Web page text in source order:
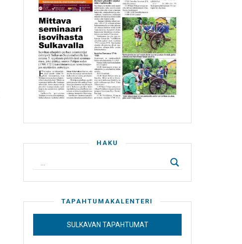
HAKU
TAPAHTUMAKALENTERI
SULKAVAN TAPAHTUMAT